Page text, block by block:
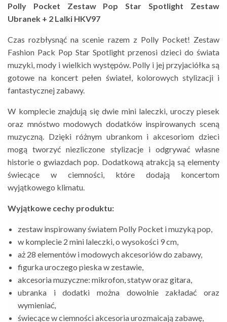
Polly Pocket Zestaw Pop Star Spotlight Zestaw
Ubranek + 2 Lalki HKV97
Czas rozbłysnąć na scenie razem z Polly Pocket! Zestaw
Fashion Pack Pop Star Spotlight przenosi dzieci do świata
muzyki, mody i wielkich występów. Polly i jej przyjaciółka są
gotowe na koncert pełen świateł, kolorowych stylizacji i
fantastycznej zabawy.
W komplecie znajdują się dwie mini laleczki, uroczy piesek
oraz mnóstwo modowych dodatków inspirowanych sceną
muzyczną. Dzięki różnym ubrankom i akcesoriom dzieci
mogą tworzyć niezliczone stylizacje i odgrywać własne
historie o gwiazdach pop. Dodatkową atrakcją są elementy
świecące w ciemności, które dodają koncertom
wyjątkowego klimatu.
Wyjątkowe cechy produktu:
zestaw inspirowany światem Polly Pocket i muzyką pop,
w komplecie 2 mini laleczki, o wysokości 9 cm,
aż 28 elementów i modowych akcesoriów do zabawy,
figurka uroczego pieska w zestawie,
akcesoria muzyczne: mikrofon, statyw oraz gitara,
ubranka i dodatki można dowolnie zakładać oraz
wymieniać,
świecące w ciemności akcesoria urozmaicają zabawę,